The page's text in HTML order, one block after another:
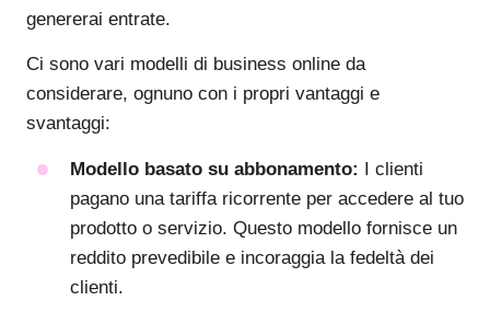
genererai entrate.
Ci sono vari modelli di business online da
considerare, ognuno con i propri vantaggi e
svantaggi:
Modello basato su abbonamento: I clienti
pagano una tariffa ricorrente per accedere al tuo
prodotto o servizio. Questo modello fornisce un
reddito prevedibile e incoraggia la fedeltà dei
clienti.